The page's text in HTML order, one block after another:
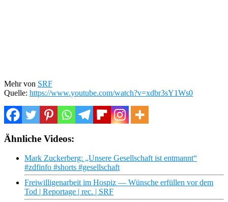
Mehr von SRF
Quelle: https://www.youtube.com/watch?v=xdbr3sY1Ws0
Ähnliche Videos:
Mark Zuckerberg: „Unsere Gesellschaft ist entmannt“
#zdfinfo #shorts #gesellschaft
Freiwilligenarbeit im Hospiz — Wünsche erfüllen vor dem
Tod | Reportage | rec. | SRF